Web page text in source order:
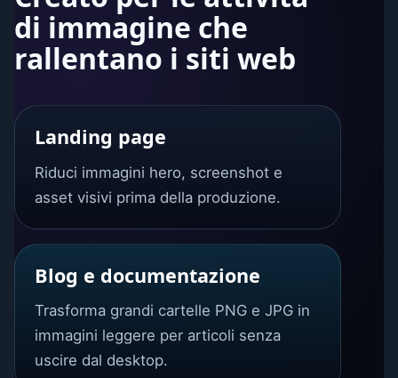
di immagine che
rallentano i siti web
Landing page
Riduci immagini hero, screenshot e
asset visivi prima della produzione.
Blog e documentazione
Trasforma grandi cartelle PNG e JPG in
immagini leggere per articoli senza
uscire dal desktop.